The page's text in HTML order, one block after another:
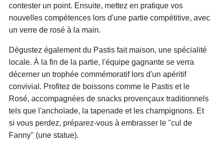
contester un point. Ensuite, mettez en pratique vos
nouvelles compétences lors d'une partie compétitive, avec
un verre de rosé à la main.
Dégustez également du Pastis fait maison, une spécialité
locale. À la fin de la partie, l'équipe gagnante se verra
décerner un trophée commémoratif lors d'un apéritif
convivial. Profitez de boissons comme le Pastis et le
Rosé, accompagnées de snacks provençaux traditionnels
tels que l'anchoïade, la tapenade et les champignons. Et
si vous perdez, préparez-vous à embrasser le "cul de
Fanny" (une statue).